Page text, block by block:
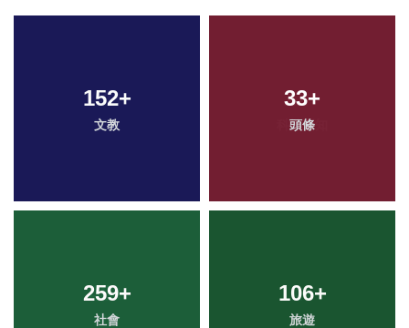
152+
文教
33+
頭條
259+
社會
106+
旅遊